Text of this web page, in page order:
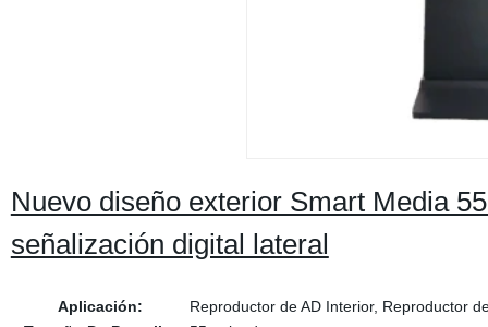
Nuevo diseño exterior Smart Media
señalización digital lateral
Aplicación:
Reproductor de AD Interior, Reproductor